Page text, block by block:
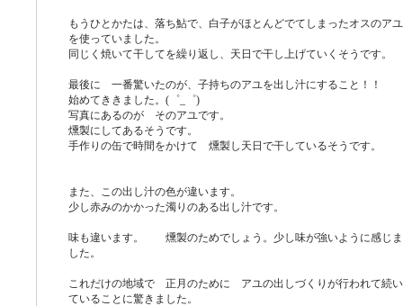
もうひとかたは、落ち鮎で、白子がほとんどでてしまったオスのアユ
を使っていました。
同じく焼いて干してを繰り返し、天日で干し上げていくそうです。
最後に 一番驚いたのが、子持ちのアユを出し汁にすること！！
始めてききました。(゜_゜)
写真にあるのが そのアユです。
燻製にしてあるそうです。
手作りの缶で時間をかけて 燻製し天日で干しているそうです。
また、この出し汁の色が違います。
少し赤みのかかった濁りのある出し汁です。
味も違います。 燻製のためでしょう。少し味が強いように感じま
した。
これだけの地域で 正月のために アユの出しづくりが行われて続い
ていることに驚きました。